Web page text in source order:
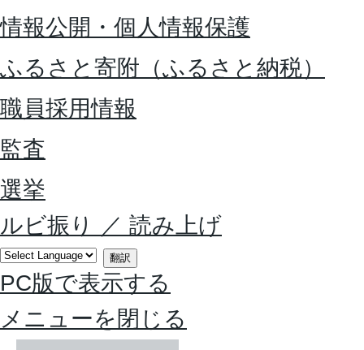
情報公開・個人情報保護
ふるさと寄附（ふるさと納税）
職員採用情報
監査
選挙
ルビ振り
／ 読み上げ
翻訳
PC版で表示する
メニューを閉じる